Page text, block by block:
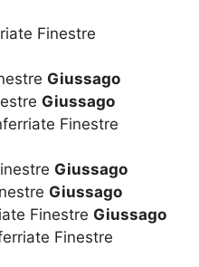
Finestre
Giussago
Giussago
Finestre
Giussago
Giussago
Finestre Giussago
Finestre